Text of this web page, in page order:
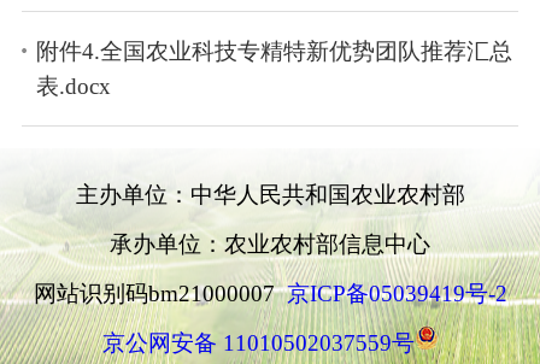
附件4.全国农业科技专精特新优势团队推荐汇总
表.docx
主办单位：中华人民共和国农业农村部
承办单位：农业农村部信息中心
网站识别码bm21000007京ICP备05039419号-2
京公网安备 11010502037559号